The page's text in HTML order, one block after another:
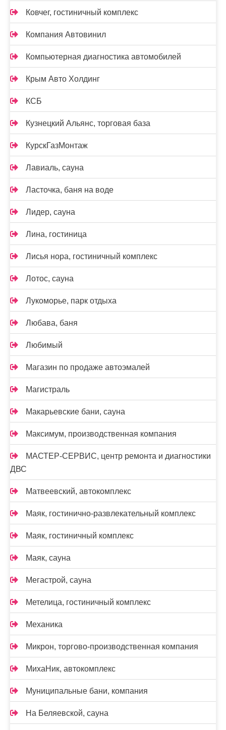
Ковчег, гостиничный комплекс
Компания Автовинил
Компьютерная диагностика автомобилей
Крым Авто Холдинг
КСБ
Кузнецкий Альянс, торговая база
КурскГазМонтаж
Лавиаль, сауна
Ласточка, баня на воде
Лидер, сауна
Лина, гостиница
Лисья нора, гостиничный комплекс
Лотос, сауна
Лукоморье, парк отдыха
Любава, баня
Любимый
Магазин по продаже автоэмалей
Магистраль
Макарьевские бани, сауна
Максимум, производственная компания
МАСТЕР-СЕРВИС, центр ремонта и диагностики
ДВС
Матвеевский, автокомплекс
Маяк, гостинично-развлекательный комплекс
Маяк, гостиничный комплекс
Маяк, сауна
Мегастрой, сауна
Метелица, гостиничный комплекс
Механика
Микрон, торгово-производственная компания
МихаНик, автокомплекс
Муниципальные бани, компания
На Беляевской, сауна